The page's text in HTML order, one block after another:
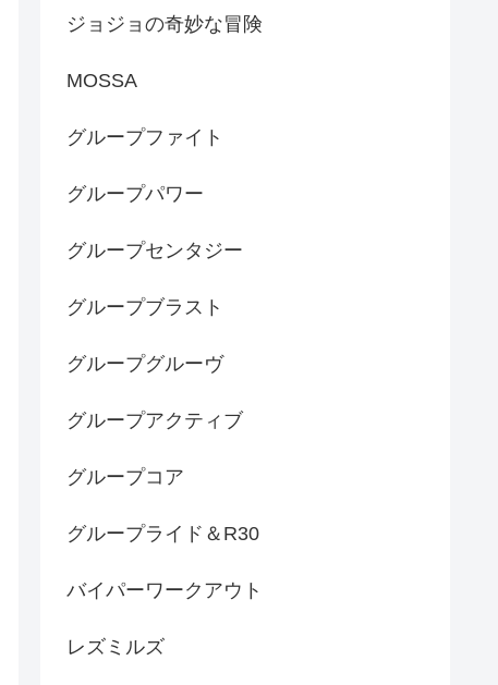
ジョジョの奇妙な冒険
MOSSA
グループファイト
グループパワー
グループセンタジー
グループブラスト
グループグルーヴ
グループアクティブ
グループコア
グループライド＆R30
バイパーワークアウト
レズミルズ